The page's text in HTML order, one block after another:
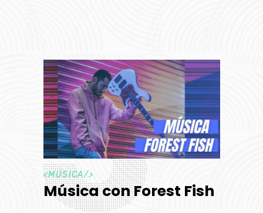
<MÚSICA/>
Música con Forest Fish